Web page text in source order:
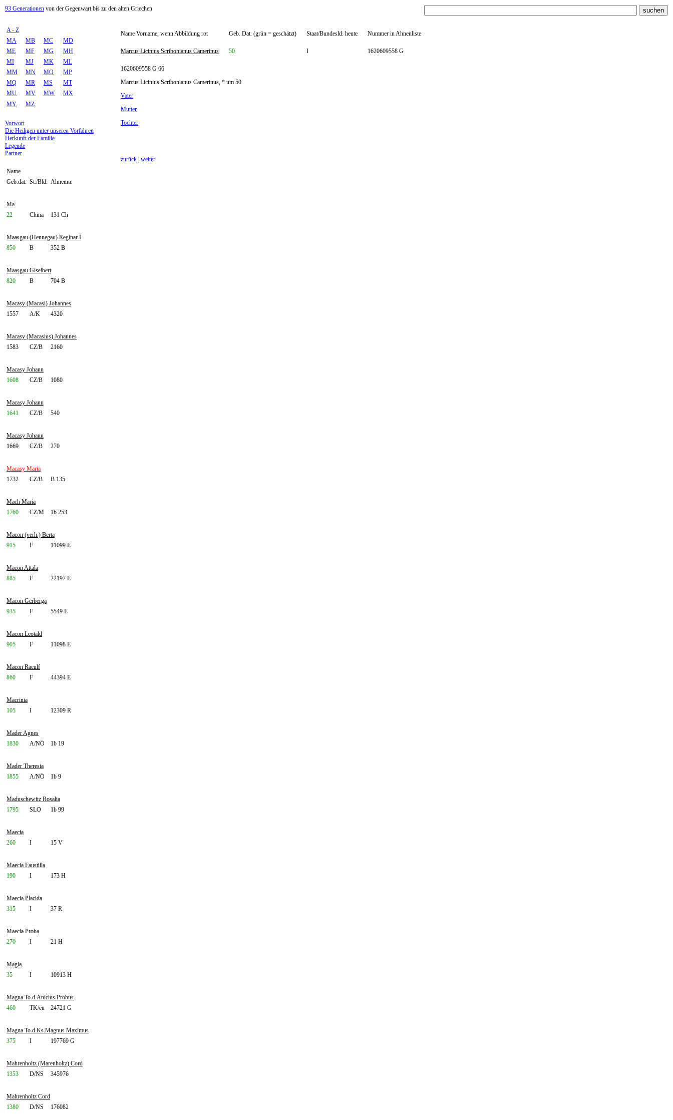
93 Generationen von der Gegenwart bis zu den alten Griechen
A - Z
MA
MB MC
MD
ME
MF MG
MH
MI
MJ MK
ML
MM
MN MO
MP
MQ
MR MS
MT
MU
MV MW
MX
MY
MZ
Vorwort
Die Heiligen unter unseren Vorfahren
Herkunft der Familie
Legende
Partner
Name
Geb.dat. St./Bld. Ahnennr.
Ma
22
China 131 Ch
Maasgau (Hennegau) Reginar I
850
B 352 B
Maasgau Giselbert
820
B 704 B
Macasy (Macasi) Johannes
1557
A/K 4320
Macasy (Macasius) Johannes
1583
CZ/B 2160
Macasy Johann
1608
CZ/B 1080
Macasy Johann
1641
CZ/B 540
Macasy Johann
1669
CZ/B 270
Macasy Maria
1732
CZ/B B 135
Mach Maria
1760
CZ/M 1b 253
Macon (verh.) Berta
915
F 11099 E
Macon Attala
885
F 22197 E
Macon Gerberga
935
F 5549 E
Macon Leotald
905
F 11098 E
Macon Raculf
860
F 44394 E
Macrinia
105
I 12309 R
Mader Agnes
1830
A/NÖ 1b 19
Mader Theresia
1855
A/NÖ 1b 9
Maduschewitz Rosalia
1795
SLO 1b 99
Maecia
260
I 15 V
Maecia Faustilla
190
I 173 H
Maecia Placida
315
I 37 R
Maecia Proba
270
I 21 H
Magia
35
I 10913 H
Magna To.d.Anicius Probus
460
TK/eu 24721 G
Magna To.d.Ks.Magnus Maximus
375
I 197769 G
Mahrenholtz (Marenholtz) Cord
1353
D/NS 345976
Mahrenholtz Cord
1380
D/NS 176082
Name Vorname, wenn Abbildung rot Geb. Dat. (grün = geschätzt) Staat/Bundesld. heute Nummer in Ahnenliste
Marcus Licinius Scribonianus Camerinus 50 I 1620609558 G
1620609558 G 66
Marcus Licinius Scribonianus Camerinus, * um 50
Vater
Mutter
Tochter
zurück weiter